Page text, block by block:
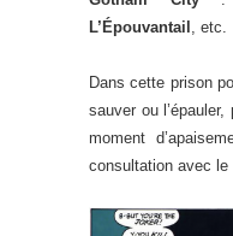
L’Épouvantail , etc.
Dans cette prison
sauver ou l’épauler,
moment
consultation avec le